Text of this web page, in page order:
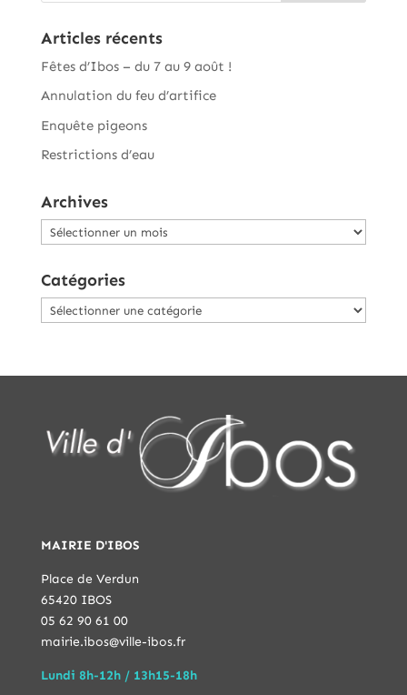
Articles récents
Fêtes d’Ibos – du 7 au 9 août !
Annulation du feu d’artifice
Enquête pigeons
Restrictions d’eau
Archives
Archives
Catégories
Catégories
MAIRIE D'IBOS
Place de Verdun
65420 IBOS
05 62 90 61 00
mairie.ibos@ville-ibos.fr
Lundi 8h-12h / 13h15-18h